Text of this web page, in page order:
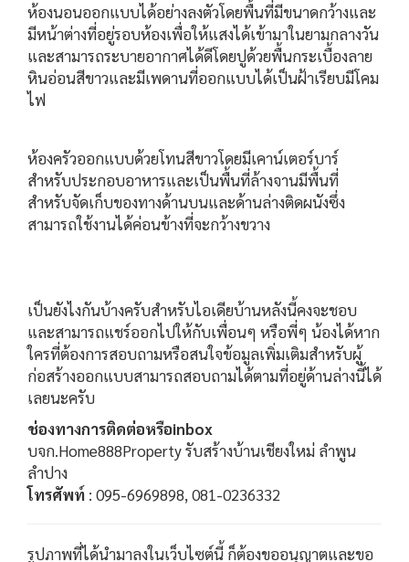
ห้องนอนออกแบบได้อย่างลงตัวโดยพื้นที่มีขนาดกว้างและ
มีหน้าต่างที่อยู่รอบห้องเพื่อให้แสงได้เข้ามาในยามกลางวัน
และสามารถระบายอากาศได้ดีโดยปูด้วยพื้นกระเบื้องลาย
หินอ่อนสีขาวและมีเพดานที่ออกแบบได้เป็นฝ้าเรียบมีโคม
ไฟ
ห้องครัวออกแบบด้วยโทนสีขาวโดยมีเคาน์เตอร์บาร์
สำหรับประกอบอาหารและเป็นพื้นที่ล้างจานมีพื้นที่
สำหรับจัดเก็บของทางด้านบนและด้านล่างติดผนังซึ่ง
สามารถใช้งานได้ค่อนข้างที่จะกว้างขวาง
เป็นยังไงกันบ้างครับสำหรับไอเดียบ้านหลังนี้คงจะชอบ
และสามารถแชร์ออกไปให้กับเพื่อนๆ หรือพี่ๆ น้องได้หาก
ใครที่ต้องการสอบถามหรือสนใจข้อมูลเพิ่มเติมสำหรับผู้
ก่อสร้างออกแบบสามารถสอบถามได้ตามที่อยู่ด้านล่างนี้ได้
เลยนะครับ
ช่องทางการติดต่อหรือinbox
บจก.Home888Property รับสร้างบ้านเชียงใหม่ ลำพูน
ลำปาง
โทรศัพท์ : 095-6969898, 081-0236332
รูปภาพที่ได้นำมาลงในเว็บไซต์นี้ ก็ต้องขออนุญาตและขอ